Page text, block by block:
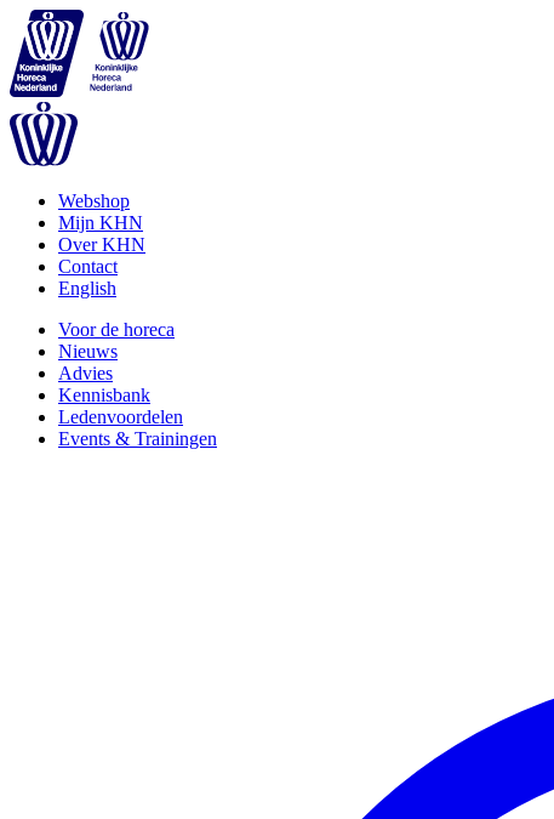
Webshop
Mijn KHN
Over KHN
Contact
English
Voor de horeca
Nieuws
Advies
Kennisbank
Ledenvoordelen
Events & Trainingen